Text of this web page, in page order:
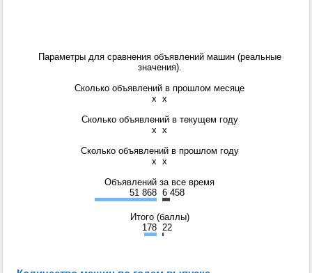
Параметры для сравнения объявлений машин (реальные
значения).
Сколько объявлений в прошлом месяце
x x
Сколько объявлений в текущем году
x x
Сколько объявлений в прошлом году
x x
Объявлений за все время
51 868 6 458
Итого (баллы)
178 22